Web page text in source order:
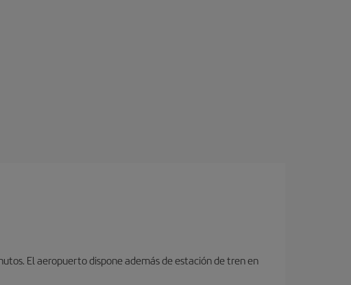
El aeropuerto dispone además de estación de tren en